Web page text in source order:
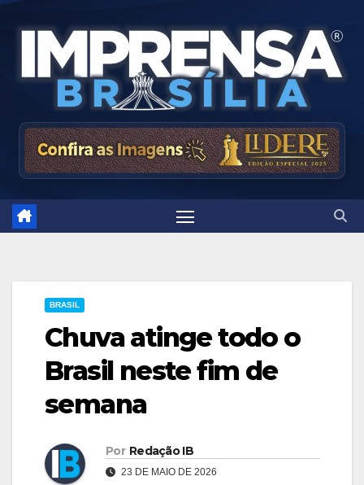
BRASIL
Chuva atinge todo o
Brasil neste fim de
semana
Por Redação IB
23 DE MAIO DE 2026